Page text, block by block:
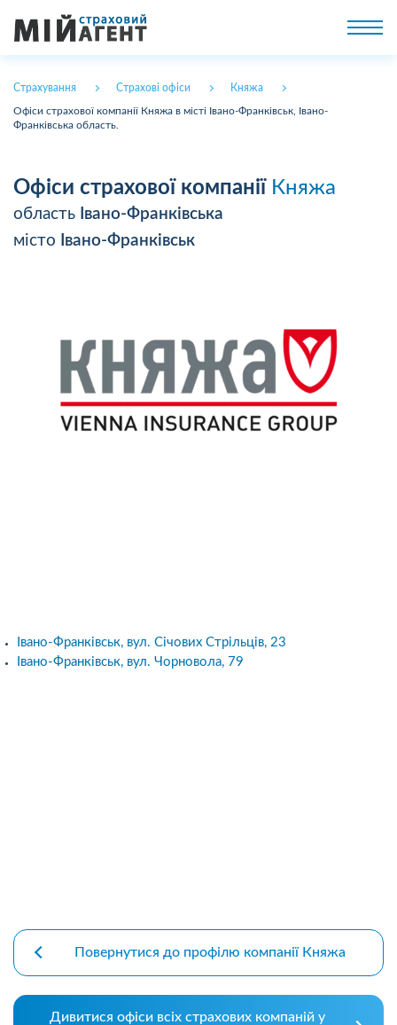
Страхування Страхові офіси Княжа
Офіси страхової компанії Княжа в місті Івано-Франківськ, Івано-
Франківська область.
Офіси страхової компанії Княжа
область Івано-Франківська
місто
Івано-Франківськ
Івано-Франківськ, вул. Січових Стрільців, 23
Івано-Франківськ, вул. Чорновола, 79
Повернутися до профілю компанії Княжа
Дивитися офіси всіх страхових компаній у